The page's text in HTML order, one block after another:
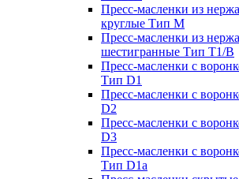
Пресс-масленки из
круглые Тип M
Пресс-масленки из
шестигранные Тип T1/B
Пресс-масленки с
Тип D1
Пресс-масленки с
D2
Пресс-масленки с
D3
Пресс-масленки с
Тип D1a